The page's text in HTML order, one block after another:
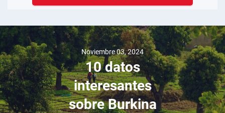
Noviembre 03, 2024
10 datos
interesantes
sobre Burkina